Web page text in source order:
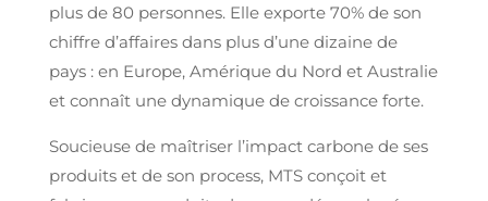
plus de 80 personnes. Elle exporte 70% de son
chiffre d’affaires dans plus d’une dizaine de
pays : en Europe, Amérique du Nord et Australie
et connaît une dynamique de croissance forte.
Soucieuse de maîtriser l’impact carbone de ses
produits et de son process, MTS conçoit et